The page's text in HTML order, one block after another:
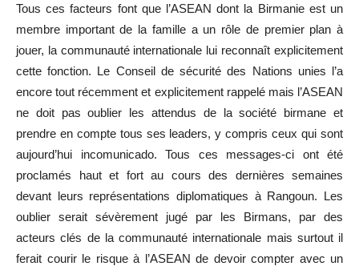
Tous ces facteurs font que l’ASEAN dont la Birmanie est un
membre important de la famille a un rôle de premier plan à
jouer, la communauté internationale lui reconnaît explicitement
cette fonction. Le Conseil de sécurité des Nations unies l’a
encore tout récemment et explicitement rappelé mais l’ASEAN
ne doit pas oublier les attendus de la société birmane et
prendre en compte tous ses leaders, y compris ceux qui sont
aujourd’hui incomunicado. Tous ces messages-ci ont été
proclamés haut et fort au cours des dernières semaines
devant leurs représentations diplomatiques à Rangoun. Les
oublier serait sévèrement jugé par les Birmans, par des
acteurs clés de la communauté internationale mais surtout il
ferait courir le risque à l’ASEAN de devoir compter avec un